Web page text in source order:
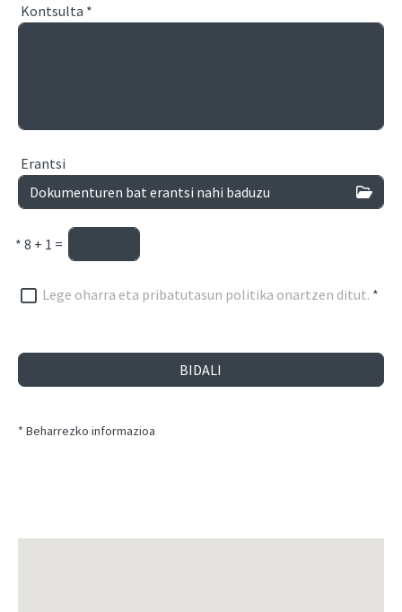
Kontsulta *
Erantsi
Dokumenturen bat erantsi nahi baduzu
* 8 + 1 =
Lege oharra eta pribatutasun politika onartzen ditut. *
BIDALI
* Beharrezko informazioa